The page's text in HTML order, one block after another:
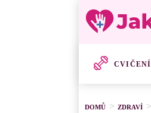
CVIČENÍ
DOMŮ ZDRAVÍ